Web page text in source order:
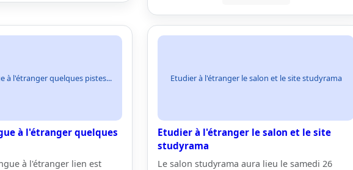
à l'étranger quelques pistes...
à l'étranger quelques
à l'étranger lien est
Etudier à l'étranger le salon et le site studyrama
Etudier à l'étranger le salon et le site
studyrama
Le salon studyrama aura lieu le samedi 26